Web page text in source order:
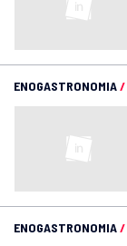
ENOGASTRONOMIA/
ENOGASTRONOMIA/